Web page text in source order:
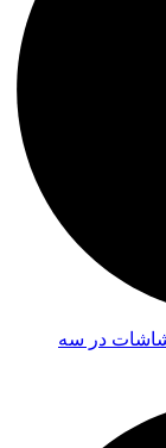
در سه